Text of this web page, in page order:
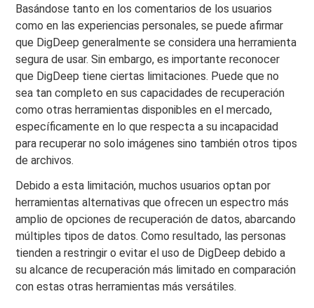
Basándose tanto en los comentarios de los usuarios
como en las experiencias personales, se puede afirmar
que DigDeep generalmente se considera una herramienta
segura de usar. Sin embargo, es importante reconocer
que DigDeep tiene ciertas limitaciones. Puede que no
sea tan completo en sus capacidades de recuperación
como otras herramientas disponibles en el mercado,
específicamente en lo que respecta a su incapacidad
para recuperar no solo imágenes sino también otros tipos
de archivos.
Debido a esta limitación, muchos usuarios optan por
herramientas alternativas que ofrecen un espectro más
amplio de opciones de recuperación de datos, abarcando
múltiples tipos de datos. Como resultado, las personas
tienden a restringir o evitar el uso de DigDeep debido a
su alcance de recuperación más limitado en comparación
con estas otras herramientas más versátiles.